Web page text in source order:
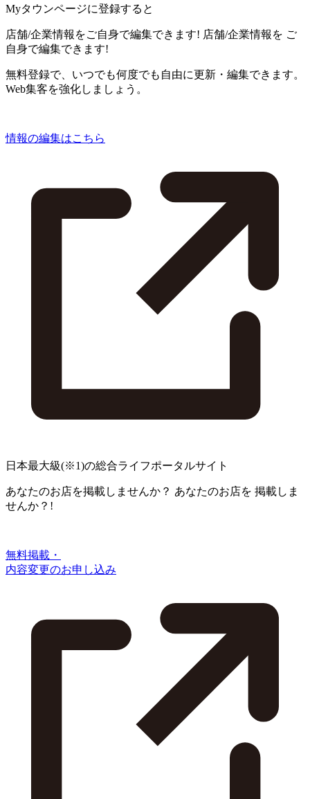
Myタウンページに登録すると
店舗/企業情報をご自身で編集できます! 店舗/企業情報を ご
自身で編集できます!
無料登録で、いつでも何度でも自由に更新・編集できます。
Web集客を強化しましょう。
情報の編集はこちら
日本最大級(※1)の総合ライフポータルサイト
あなたのお店を掲載しませんか？ あなたのお店を 掲載しま
せんか？!
無料掲載・
内容変更のお申し込み